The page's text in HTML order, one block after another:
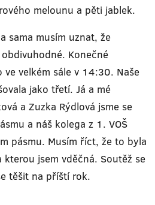
melounu a pěti jablek.
sama musím uznat, že
Konečné
velkém sále v 14:30. Naše
jako třetí. Já a mé
a Zuzka Rýdlová jsme se
a náš kolega z 1. VOŠ
pásmu. Musím říct, že to byla
kterou jsem vděčná. Soutěž se
těšit na příští rok.